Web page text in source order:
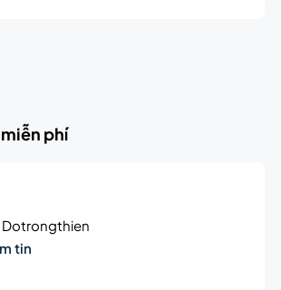
phí
Dotrongthien
tin